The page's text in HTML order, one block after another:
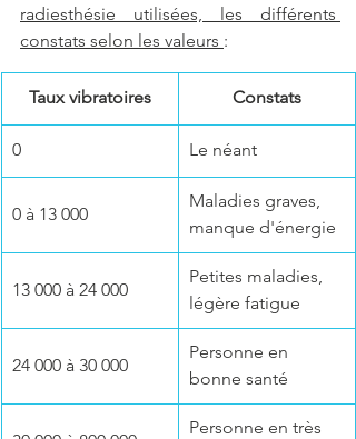
radiesthésie utilisées, les différents
constats selon les valeurs :
Taux vibratoires Constats
0 Le néant
0 à 13 000
Maladies graves,
manque d'énergie
13 000 à 24 000
Petites maladies,
légère fatigue
24 000 à 30 000
Personne en
bonne santé
Personne en très